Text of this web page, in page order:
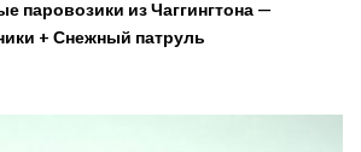
паровозики из Чаггингтона —
+ Снежный патруль